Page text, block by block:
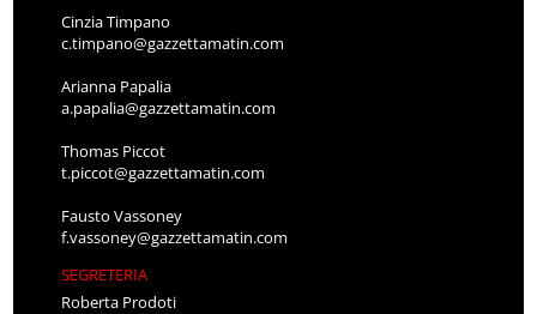
Cinzia Timpano
c.timpano@gazzettamatin.com
Arianna Papalia
a.papalia@gazzettamatin.com
Thomas Piccot
t.piccot@gazzettamatin.com
Fausto Vassoney
f.vassoney@gazzettamatin.com
SEGRETERIA
Roberta Prodoti